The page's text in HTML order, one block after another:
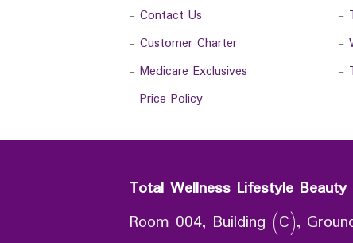
- Contact Us
- Customer Charter
- Medicare Exclusives
- Price Policy
-
-
-
Total Wellness Lifestyle Beauty
Room 004, Building (C),